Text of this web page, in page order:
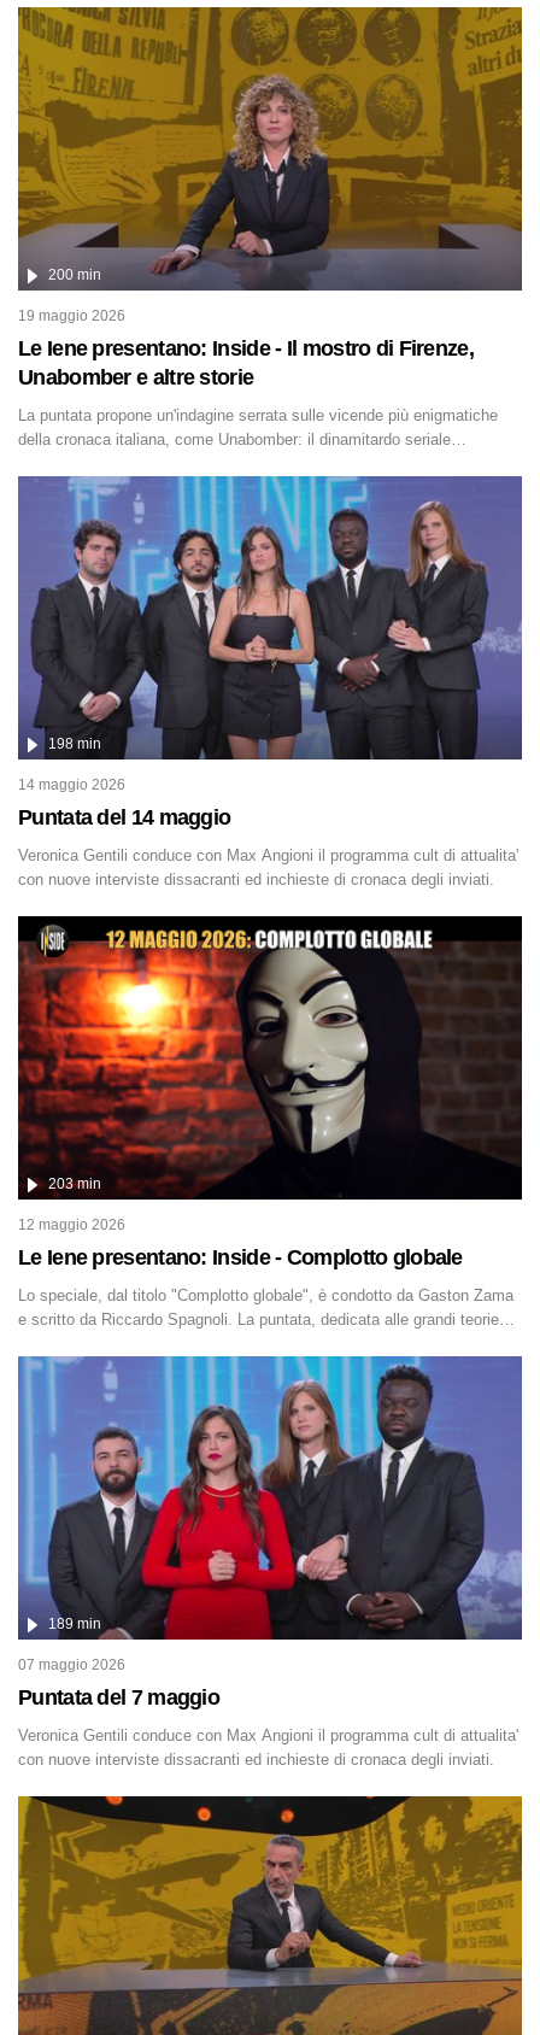
Le Iene presentano: Inside - Il mostro di Firenze,
Unabomber e altre storie
200 min
19 maggio 2026
La puntata propone un'indagine serrata sulle vicende più enigmatiche
della cronaca italiana, come Unabomber: il dinamitardo seriale
inquietantemente, potrebbe essere ancora in libertà. Lo speciale affronta
inoltre le zone d'ombra sul Mostro di Firenze, le cui responsabilità
appaiono ancora oggi avvolte in un groviglio di dubbi mai chiariti. Nel
corso dello speciale anche l'intervista inedita a Olindo Romano,
realizzata ne...
Puntata del 14 maggio
198 min
14 maggio 2026
Veronica Gentili conduce con Max Angioni il programma cult di attualita'
con nuove interviste dissacranti ed inchieste di cronaca degli inviati.
Le Iene presentano: Inside - Complotto globale
203 min
12 maggio 2026
Lo speciale, dal titolo "Complotto globale", è condotto da Gaston Zama
e scritto da Riccardo Spagnoli. La puntata, dedicata alle grandi teorie
alternative, dei sospetti globali e del complottismo che negli ultimi anni
hanno invaso social network, talk show, piazze digitali e immaginario
Puntata del 7 maggio
189 min
07 maggio 2026
Veronica Gentili conduce con Max Angioni il programma cult di attualita'
con nuove interviste dissacranti ed inchieste di cronaca degli inviati.